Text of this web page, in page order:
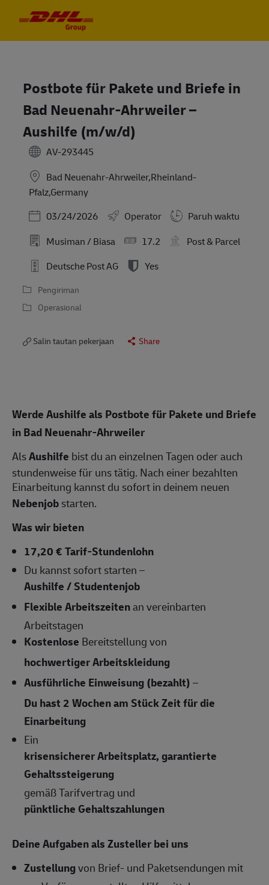
Postbote für Pakete und Briefe in
Bad Neuenahr-Ahrweiler –
Aushilfe (m/w/d)
AV-293445
Bad Neuenahr-Ahrweiler,Rheinland-
Pfalz,Germany
Posted Date
03/24/2026 Operator
Paruh waktu
Musiman / Biasa
17.2
Post & Parcel
Deutsche Post AG
Yes
Pengiriman
Operasional
Salin tautan pekerjaan Share
Werde Aushilfe als Postbote für Pakete und Briefe
inBad Neuenahr-Ahrweiler
AlsAushilfe bist du an einzelnen Tagen oder auch
stundenweise für uns tätig. Nach einer bezahlten
Einarbeitung kannst du sofort in deinem neuen
Nebenjobstarten.
Was wir bieten
17,20 € Tarif-Stundenlohn
Du kannst sofort starten –
Aushilfe / Studentenjob
Flexible Arbeitszeitenan vereinbarten
Arbeitstagen
Kostenlose Bereitstellung von
hochwertiger Arbeitskleidung
Ausführliche Einweisung (bezahlt)–
Du hast 2 Wochen am Stück Zeit für die
Einarbeitung
Ein
krisensicherer Arbeitsplatz, garantierte
Gehaltssteigerung
gemäß Tarifvertrag und
pünktliche Gehaltszahlungen
Deine Aufgaben als Zusteller bei uns
Zustellungvon Brief- und Paketsendungen mit